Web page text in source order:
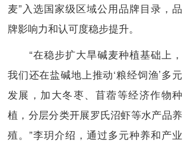
麦”入选国家级区域公用品牌目录，品
牌影响力和认可度稳步提升。
“在稳步扩大旱碱麦种植基础上，
我们还在盐碱地上推动‘粮经饲渔’多元
发展，加大冬枣、苜蓿等经济作物种
植，分层分类开展罗氏沼虾等水产品养
殖。”李玥介绍，通过多元种养和产业